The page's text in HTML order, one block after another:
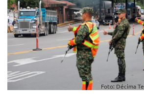
Foto: Décima